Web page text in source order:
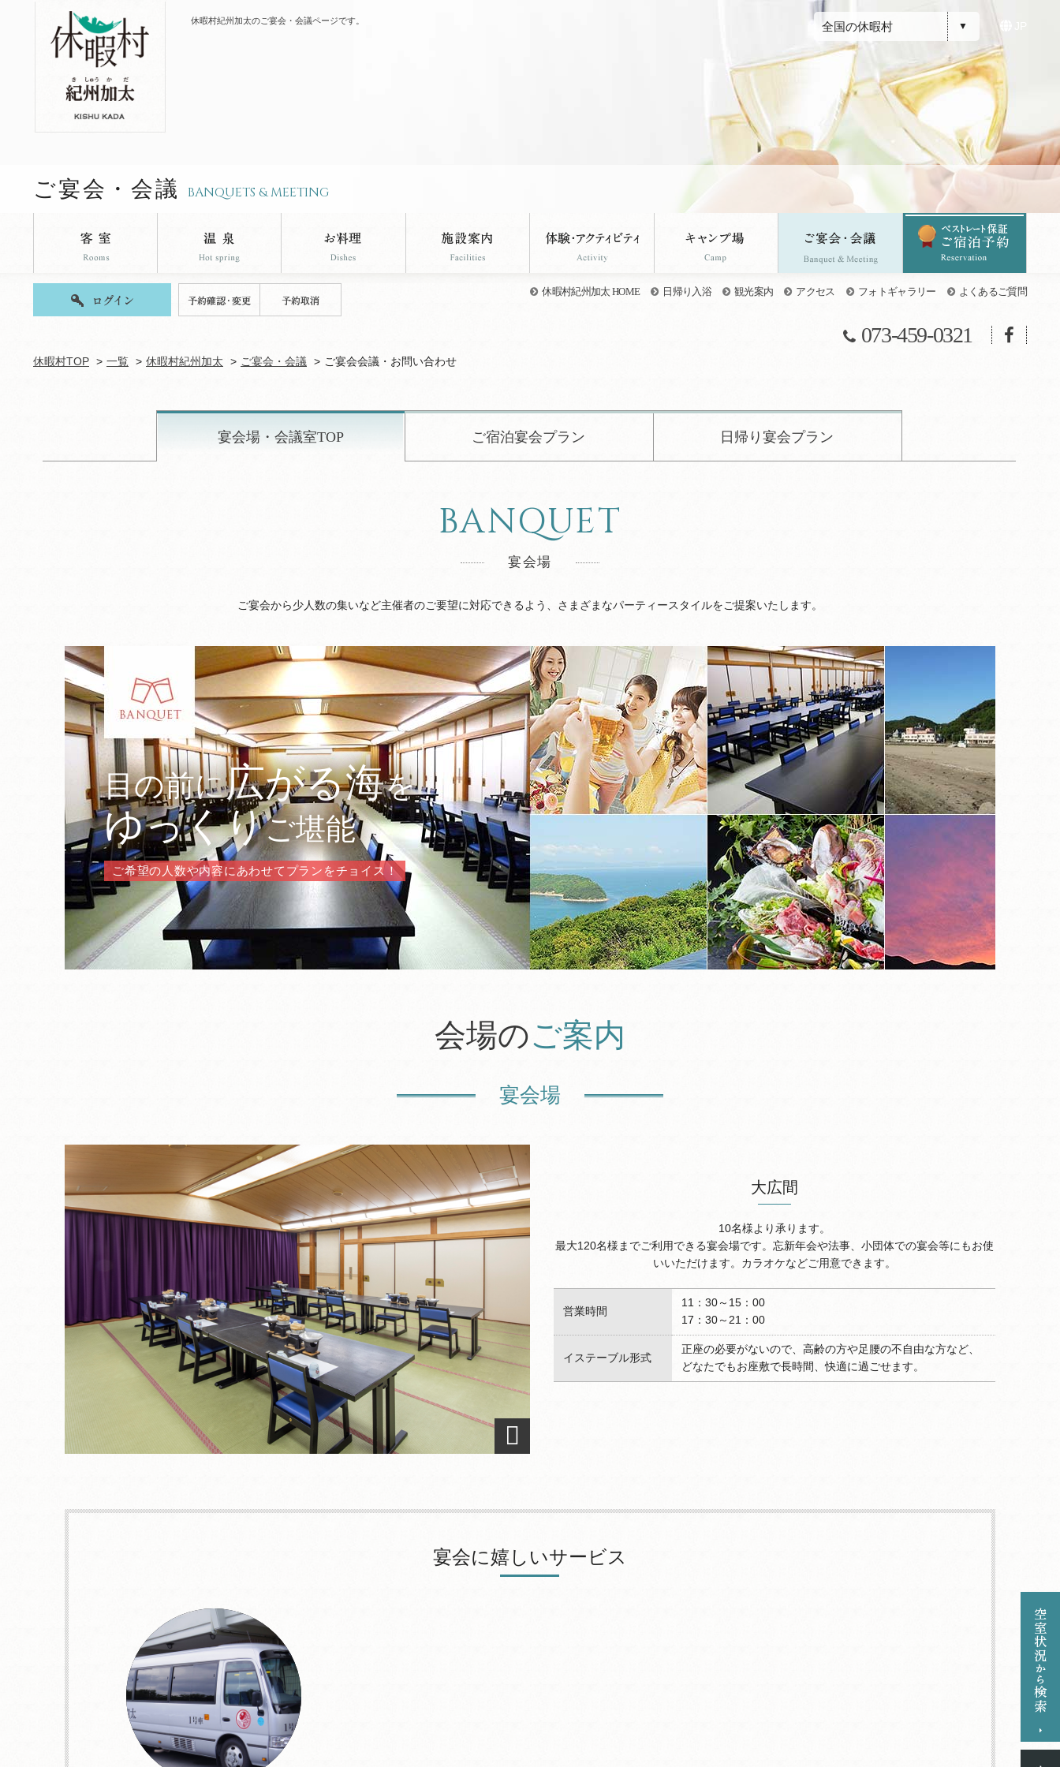
休暇村紀州加太のご宴会・会議ページです。 全国の休暇村
ご宴会・会議 BANQUETS & MEETING
休暇村紀州加太 HOME 日帰り入浴 観光案内 アクセス フォトギャラリー よくあるご質問
073-459-0321
休暇村TOP 一覧 休暇村紀州加太 ご宴会・会議 ご宴会会議・お問い合わせ
宴会場・会議室TOP ご宿泊宴会プラン 日帰り宴会プラン
BANQUET
宴会場
ご宴会から少人数の集いなど主催者のご要望に対応できるよう、さまざまなパーティースタイルをご提案いたします。
目の前に広がる海を
ゆっくりご堪能
ご希望の人数や内容にあわせてプランをチョイス！
会場のご案内
宴会場
大広間
10名様より承ります。
最大120名様までご利用できる宴会場です。忘新年会や法事、小団体での宴会等にもお使
いいただけます。カラオケなどご用意できます。
営業時間
11：30～15：00
17：30～21：00
イステーブル形式
正座の必要がないので、高齢の方や足腰の不自由な方など、
どなたでもお座敷で長時間、快適に過ごせます。
宴会に嬉しいサービス